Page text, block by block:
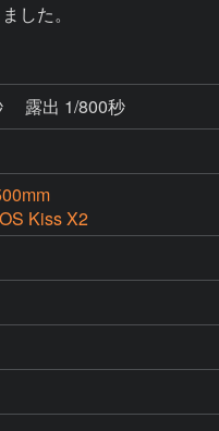
した。
露出 1/800秒
Kiss X2